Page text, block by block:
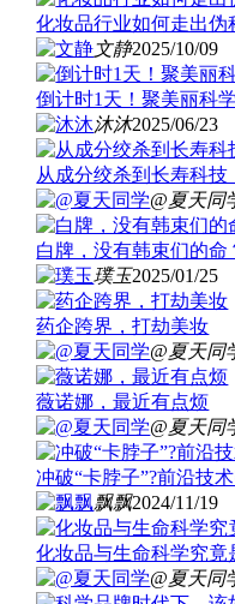
化妆品行业如何走出伪
文静2025/10/09
倒计时1天！聚美丽科
沐沐2025/06/23
从成分绞杀到长寿科
@夏天同
白牌，没有韩束们的命
璞玉2025/01/25
药企跨界，打劫美妆
@夏天同
薇诺娜，最近有点烦
@夏天同
冲破“卡脖子”?前沿技
飘飘2024/11/19
化妆品与生命科学究竟
@夏天同